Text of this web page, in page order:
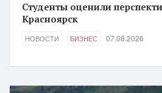
Студенты оценили
Красноярск
НОВОСТИ БИЗНЕС 07.08.2026